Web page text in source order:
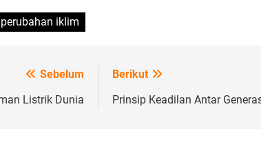
perubahan iklim
Sebelum
Listrik Dunia
Berikut
Prinsip Keadilan Antar